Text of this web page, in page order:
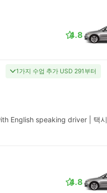
4.8
1가지 수업 추가 USD 291부터
English speaking driver 택시
4.8